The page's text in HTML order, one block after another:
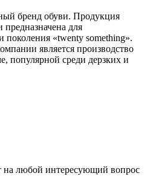
бренд обуви. Продукция
предназначена для
поколения «twenty something».
является производство
популярной среди дерзких и
на любой интересующий вопрос